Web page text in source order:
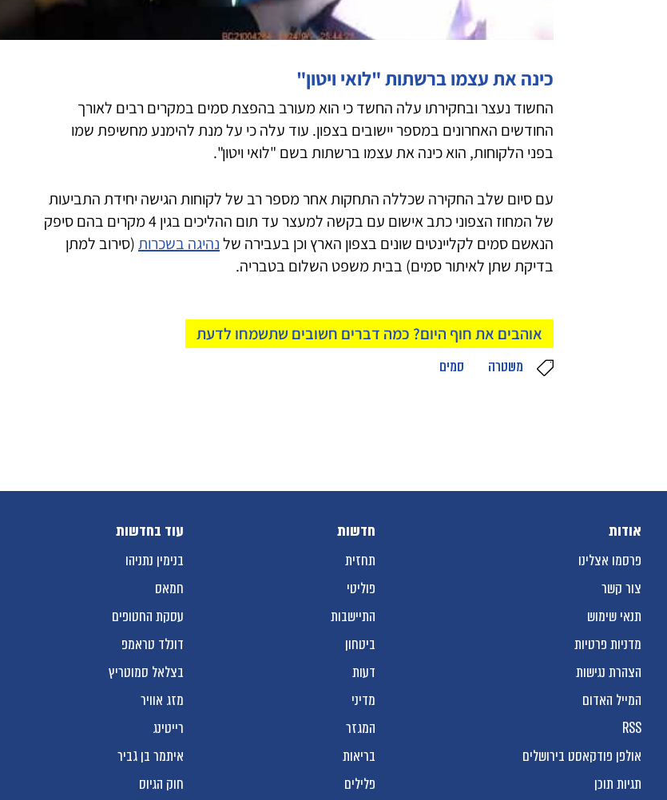
כינה את עצמו ברשתות "לואי ויטון"
החשוד נעצר ובחקירתו עלה החשד כי הוא מעורב בהפצת סמים במקרים רבים לאורך
החודשים האחרונים במספר יישובים בצפון. עוד עלה כי על מנת להימנע מחשיפת שמו
בפני הלקוחות, הוא כינה את עצמו ברשתות בשם "לואי ויטון".
עם סיום שלב החקירה שכללה התחקות אחר מספר רב של לקוחות הגישה יחידת התביעות
של המחוז הצפוני כתב אישום עם בקשה למעצר עד תום ההליכים בגין 4 מקרים בהם סיפק
הנאשם סמים לקליינטים שונים בצפון הארץ וכן בעבירה שלנהיגה בשכרות(סירוב למתן
בדיקת שתן לאיתור סמים) בבית משפט השלום בטבריה.
אוהבים את חוף היום? כמה דברים חשובים שתשמחו לדעת
משטרה
סמים
אודות
פרסמו אצלינו
צור קשר
תנאי שימוש
מדניות פרטיות
הצהרת נגישות
המייל האדום
RSS
אולפן פודקאסט בירושלים
תגיות תוכן
חדשות
תחזית
פוליטי
התיישבות
ביטחון
דעות
מדיני
המגזר
בריאות
פלילים
עוד בחדשות
בנימין נתניהו
חמאס
עסקת החטופים
דונלד טראמפ
בצלאל סמוטריץ
מזג אוויר
רייטינג
איתמר בן גביר
חוק הגיוס